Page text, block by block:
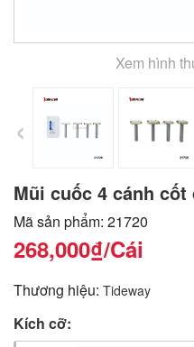
Xem hình
‹
Mũi cuốc 4 cánh
Mã sản phẩm: 21720
268,000₫/Cái
Thương hiệu: Tideway
Kích cỡ: